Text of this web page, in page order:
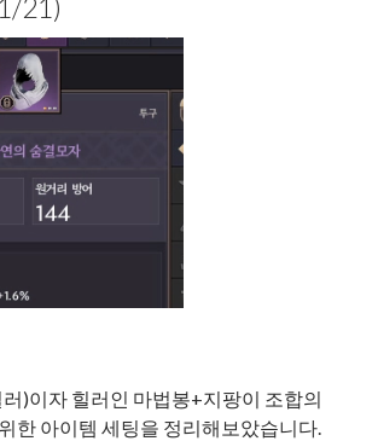
21)
)이자 힐러인 마법봉+지팡이 조합의
한 아이템 세팅을 정리해보았습니다.